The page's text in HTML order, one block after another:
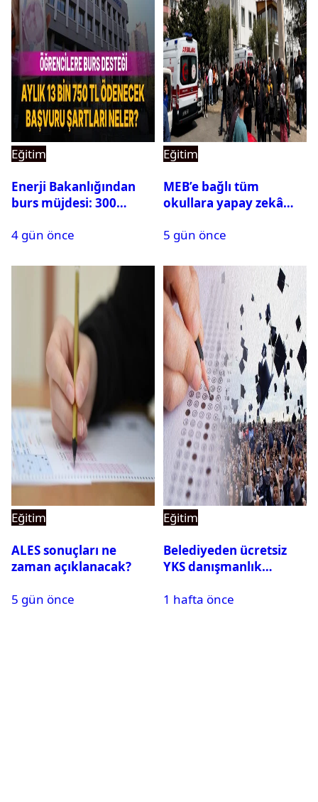
Eğitim
Enerji Bakanlığından
burs müjdesi: 300
500’e çıkarıldı
4 gün önce
Eğitim
MEB’e bağlı tüm
okullara yapay zekâ
sistemi geliyor
5 gün önce
Eğitim
ALES sonuçları ne
zaman açıklanacak?
5 gün önce
Eğitim
Belediyeden ücretsiz
YKS danışmanlık
1 hafta önce